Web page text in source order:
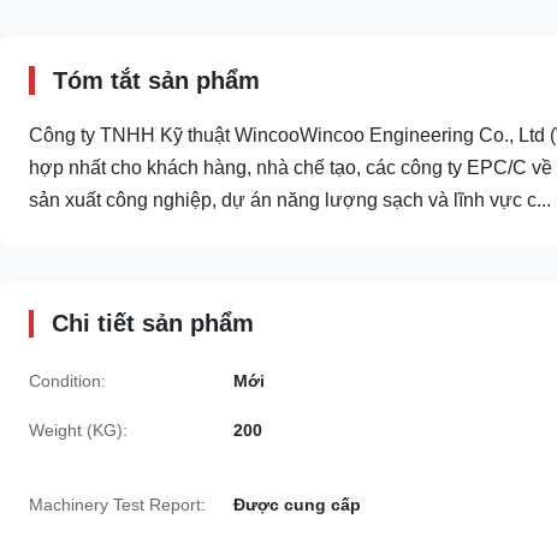
Tóm tắt sản phẩm
Công ty TNHH Kỹ thuật WincooWincoo Engineering Co.,
hợp nhất cho khách hàng, nhà chế tạo, các công ty EPC/C
sản xuất công nghiệp, dự án năng lượng sạch và lĩnh vực c...
Chi tiết sản phẩm
Condition: Mới
Weight (KG): 200
Machinery Test Report: Được cung cấp